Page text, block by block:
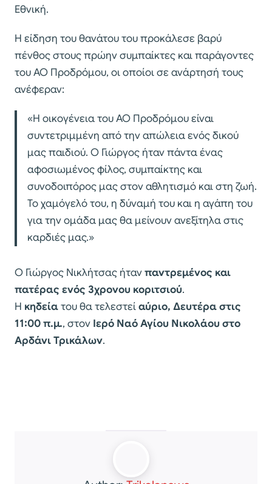
Εθνική.
Η είδηση του θανάτου του προκάλεσε βαρύ
πένθος στους πρώην συμπαίκτες και παράγοντες
του ΑΟ Προδρόμου, οι οποίοι σε ανάρτησή τους
ανέφεραν:
«Η οικογένεια του ΑΟ Προδρόμου είναι
συντετριμμένη από την απώλεια ενός δικού
μας παιδιού. Ο Γιώργος ήταν πάντα ένας
αφοσιωμένος φίλος, συμπαίκτης και
συνοδοιπόρος μας στον αθλητισμό και στη ζωή.
Το χαμόγελό του, η δύναμή του και η αγάπη του
για την ομάδα μας θα μείνουν ανεξίτηλα στις
καρδιές μας.»
Ο Γιώργος Νικλήτσας ήτανπαντρεμένος και
πατέρας ενός 3χρονου κοριτσιού.
Η κηδείατου θα τελεστείαύριο, Δευτέρα στις
11:00 π.μ., στον Ιερό Ναό Αγίου Νικολάου στο
Αρδάνι Τρικάλων.